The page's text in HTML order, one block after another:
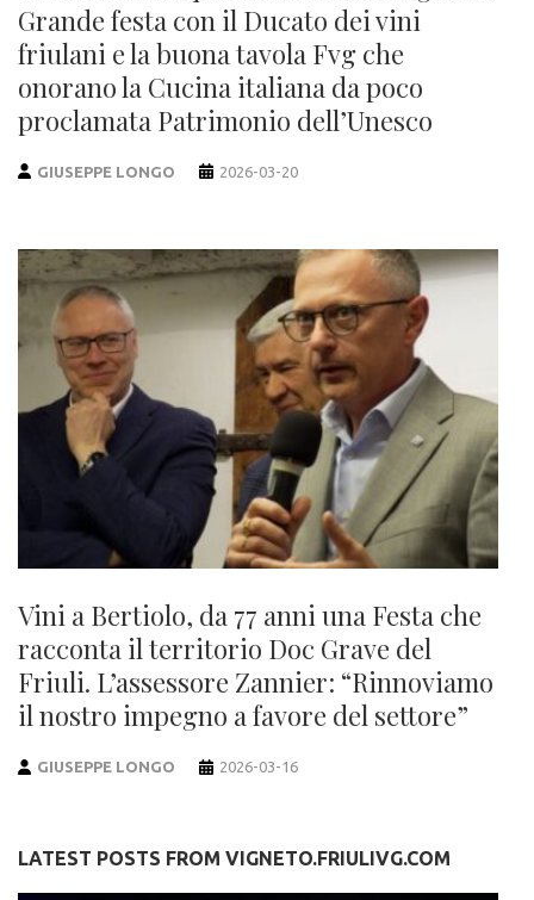
Grande festa con il Ducato dei vini
friulani e la buona tavola Fvg che
onorano la Cucina italiana da poco
proclamata Patrimonio dell’Unesco
GIUSEPPE LONGO 2026-03-20
Vini a Bertiolo, da 77 anni una Festa che
racconta il territorio Doc Grave del
Friuli. L’assessore Zannier: “Rinnoviamo
il nostro impegno a favore del settore”
GIUSEPPE LONGO 2026-03-16
LATEST POSTS FROM VIGNETO.FRIULIVG.COM